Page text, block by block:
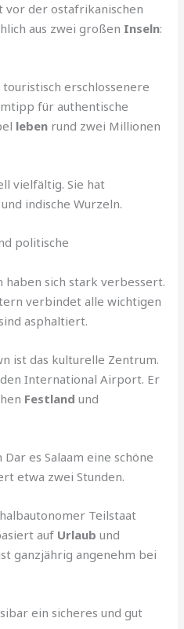
vor der ostafrikanischen
aus zwei großen Inseln:
erschlossenere
für authentische
leben rund zwei Millionen
vielfältig. Sie hat
indische Wurzeln.
politische
haben sich stark verbessert.
verbindet alle wichtigen
sind asphaltiert.
ist das kulturelle Zentrum.
International Airport. Er
Festland und
es Salaam eine schöne
etwa zwei Stunden.
Teilstaat
auf Urlaub und
ganzjährig angenehm bei
ein sicheres und gut